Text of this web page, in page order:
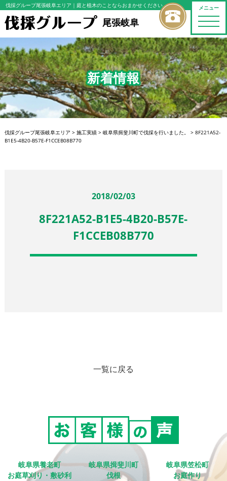
メニュー
toggle
伐採グループ尾張岐阜エリア ｜庭と植木のことならおまかせください
尾張岐阜
新着情報
伐採グループ尾張岐阜エリア > 施工実績> 岐阜県揖斐川町で伐採を行いました。 > 8F221A52-
B1E5-4B20-B57E-F1CCEB08B770
2018/02/03
8F221A52-B1E5-4B20-B57E-
F1CCEB08B770
一覧に戻る
岐阜県養老町
お庭草刈り・敷砂利
岐阜県揖斐川町
伐根
岐阜県笠松町
お庭作り